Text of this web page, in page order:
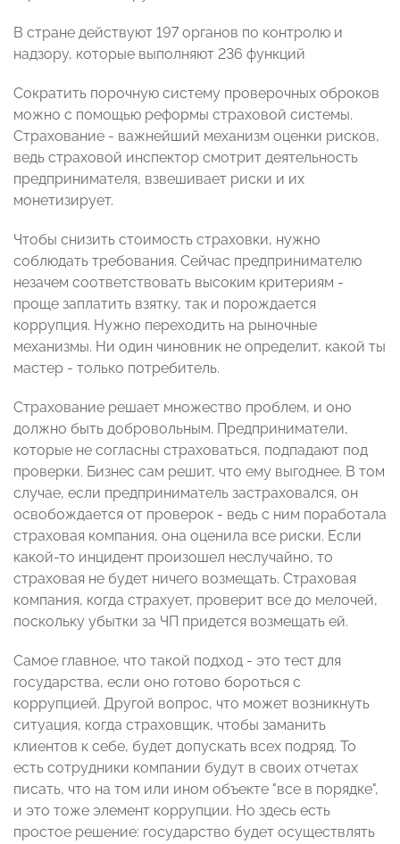
В стране действуют 197 органов по контролю и
надзору, которые выполняют 236 функций
Сократить порочную систему проверочных оброков
можно с помощью реформы страховой системы.
Страхование - важнейший механизм оценки рисков,
ведь страховой инспектор смотрит деятельность
предпринимателя, взвешивает риски и их
монетизирует.
Чтобы снизить стоимость страховки, нужно
соблюдать требования. Сейчас предпринимателю
незачем соответствовать высоким критериям -
проще заплатить взятку, так и порождается
коррупция. Нужно переходить на рыночные
механизмы. Ни один чиновник не определит, какой ты
мастер - только потребитель.
Страхование решает множество проблем, и оно
должно быть добровольным. Предприниматели,
которые не согласны страховаться, подпадают под
проверки. Бизнес сам решит, что ему выгоднее. В том
случае, если предприниматель застраховался, он
освобождается от проверок - ведь с ним поработала
страховая компания, она оценила все риски. Если
какой-то инцидент произошел неслучайно, то
страховая не будет ничего возмещать. Страховая
компания, когда страхует, проверит все до мелочей,
поскольку убытки за ЧП придется возмещать ей.
Самое главное, что такой подход - это тест для
государства, если оно готово бороться с
коррупцией. Другой вопрос, что может возникнуть
ситуация, когда страховщик, чтобы заманить
клиентов к себе, будет допускать всех подряд. То
есть сотрудники компании будут в своих отчетах
писать, что на том или ином объекте "все в порядке",
и это тоже элемент коррупции. Но здесь есть
простое решение: государство будет осуществлять